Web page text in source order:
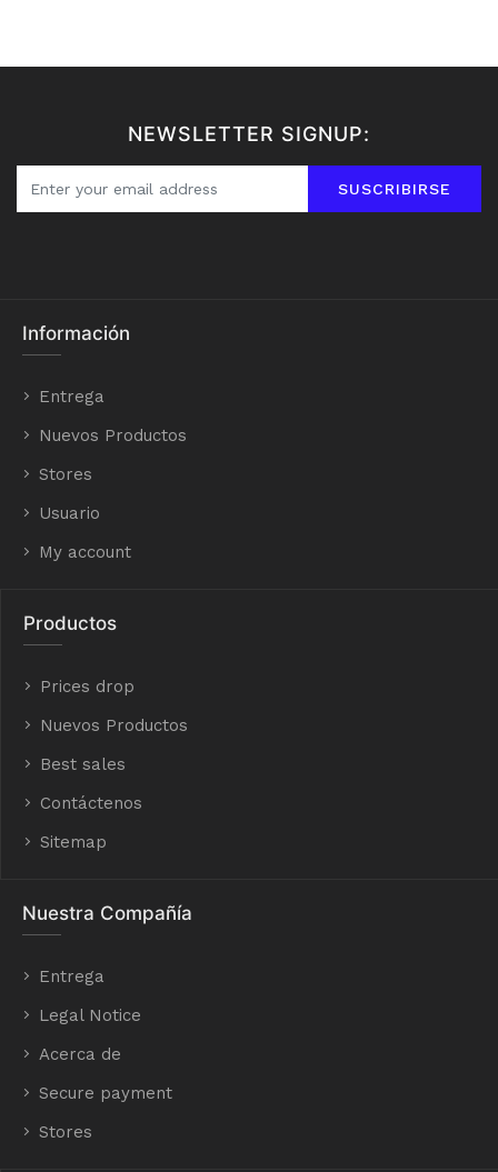
NEWSLETTER SIGNUP:
SUSCRIBIRSE
Información
Entrega
Nuevos Productos
Stores
Usuario
My account
Productos
Prices drop
Nuevos Productos
Best sales
Contáctenos
Sitemap
Nuestra Compañía
Entrega
Legal Notice
Acerca de
Secure payment
Stores